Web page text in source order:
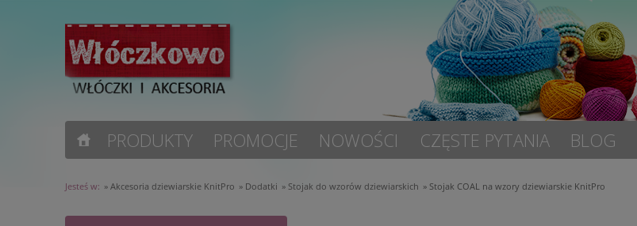
PRODUKTY PROMOCJE NOWOŚCI CZĘSTE PYTANIA BLOG
Jesteś w: » Akcesoria dziewiarskie KnitPro » Dodatki » Stojak do wzorów dziewiarskich » Stojak COAL na wzory dziewiarskie KnitPro